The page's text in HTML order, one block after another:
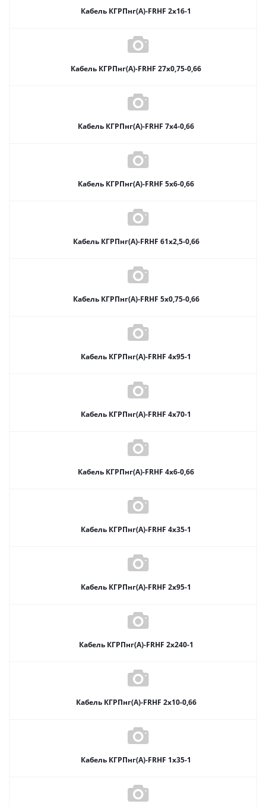
Кабель КГРПнг(А)-FRHF 2х16-1
Кабель КГРПнг(А)-FRHF 27х0,75-0,66
Кабель КГРПнг(А)-FRHF 7х4-0,66
Кабель КГРПнг(А)-FRHF 5х6-0,66
Кабель КГРПнг(А)-FRHF 61х2,5-0,66
Кабель КГРПнг(А)-FRHF 5х0,75-0,66
Кабель КГРПнг(А)-FRHF 4х95-1
Кабель КГРПнг(А)-FRHF 4х70-1
Кабель КГРПнг(А)-FRHF 4х6-0,66
Кабель КГРПнг(А)-FRHF 4х35-1
Кабель КГРПнг(А)-FRHF 2х95-1
Кабель КГРПнг(А)-FRHF 2х240-1
Кабель КГРПнг(А)-FRHF 2х10-0,66
Кабель КГРПнг(А)-FRHF 1х35-1